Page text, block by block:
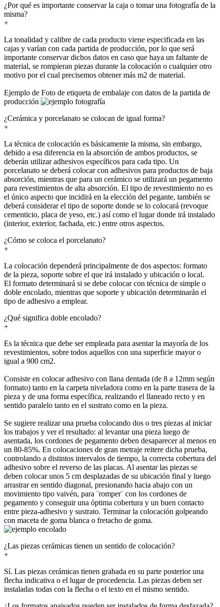
¿Por qué es importante conservar la caja o tomar una fotografía de la
misma?
+
La tonalidad y calibre de cada producto viene especificada en las
cajas y varían con cada partida de producción, por lo que será
importante conservar dichos datos en caso que haya un faltante de
material, se rompieran piezas durante la colocación o cualquier otro
motivo por el cual precisemos obtener más m2 de material.
Ejemplo de Foto de etiqueta de embalaje con datos de la partida de
producción
¿Cerámica y porcelanato se colocan de igual forma?
+
La técnica de colocación es básicamente la misma, sin embargo,
debido a esa diferencia en la absorción de ambos productos, se
deberán utilizar adhesivos específicos para cada tipo. Un
porcelanato se deberá colocar con adhesivos para productos de baja
absorción, mientras que para un cerámico se utilizará un pegamento
para revestimientos de alta absorción. El tipo de revestimiento no es
el único aspecto que incidirá en la elección del pegante, también se
deberá considerar el tipo de soporte donde se lo colocará (revoque
cementicio, placa de yeso, etc.) así como el lugar donde irá instalado
(interior, exterior, fachada, etc.) entre otros aspectos.
¿Cómo se coloca el porcelanato?
+
La colocación dependerá principalmente de dos aspectos: formato
de la pieza, soporte sobre el que irá instalado y ubicación o local.
El formato determinará si se debe colocar con técnica de simple o
doble encolado, mientras que soporte y ubicación determinarán el
tipo de adhesivo a emplear.
¿Qué significa doble encolado?
+
Es la técnica que debe ser empleada para asentar la mayoría de los
revestimientos, sobre todos aquellos con una superficie mayor o
igual a 900 cm2.
Consiste en colocar adhesivo con llana dentada (de 8 a 12mm según
formato) tanto en la carpeta niveladora como en la parte trasera de la
pieza y de una forma específica, realizando el llaneado recto y en
sentido paralelo tanto en el sustrato como en la pieza.
Se sugiere realizar una prueba colocando dos o tres piezas al iniciar
los trabajos y ver el resultado: al levantar una pieza luego de
asentada, los cordones de pegamento deben desaparecer al menos en
un 80-85%. En colocaciones de gran metraje reitere dicha prueba,
controlando a distintos intervalos de tiempo, la correcta cobertura del
adhesivo sobre el reverso de las placas. Al asentar las piezas se
deben colocar unos 5 cm desplazadas de su ubicación final y luego
arrastrar en sentido diagonal, presionando hacia abajo con un
movimiento tipo vaivén, para ¨romper¨ con los cordones de
pegamento y conseguir una óptima cobertura y un buen contacto
entre pieza-adhesivo y sustrato. Terminar la colocación golpeando
con maceta de goma blanca o fretacho de goma.
¿Las piezas cerámicas tienen un sentido de colocación?
+
Sí. Las piezas cerámicas tienen grabada en su parte posterior una
flecha indicativa o el lugar de procedencia. Las piezas deben ser
instaladas todas con la flecha o el texto en el mismo sentido.